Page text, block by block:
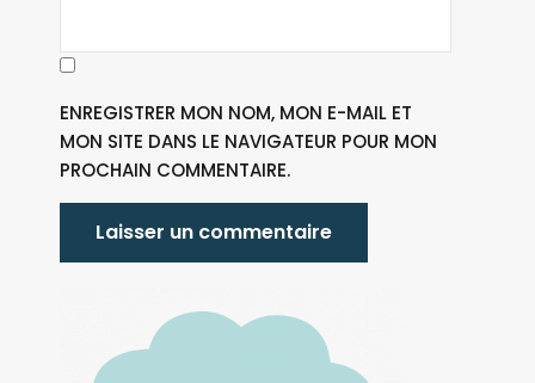
ENREGISTRER MON NOM, MON E-MAIL ET
MON SITE DANS LE NAVIGATEUR POUR MON
PROCHAIN COMMENTAIRE.